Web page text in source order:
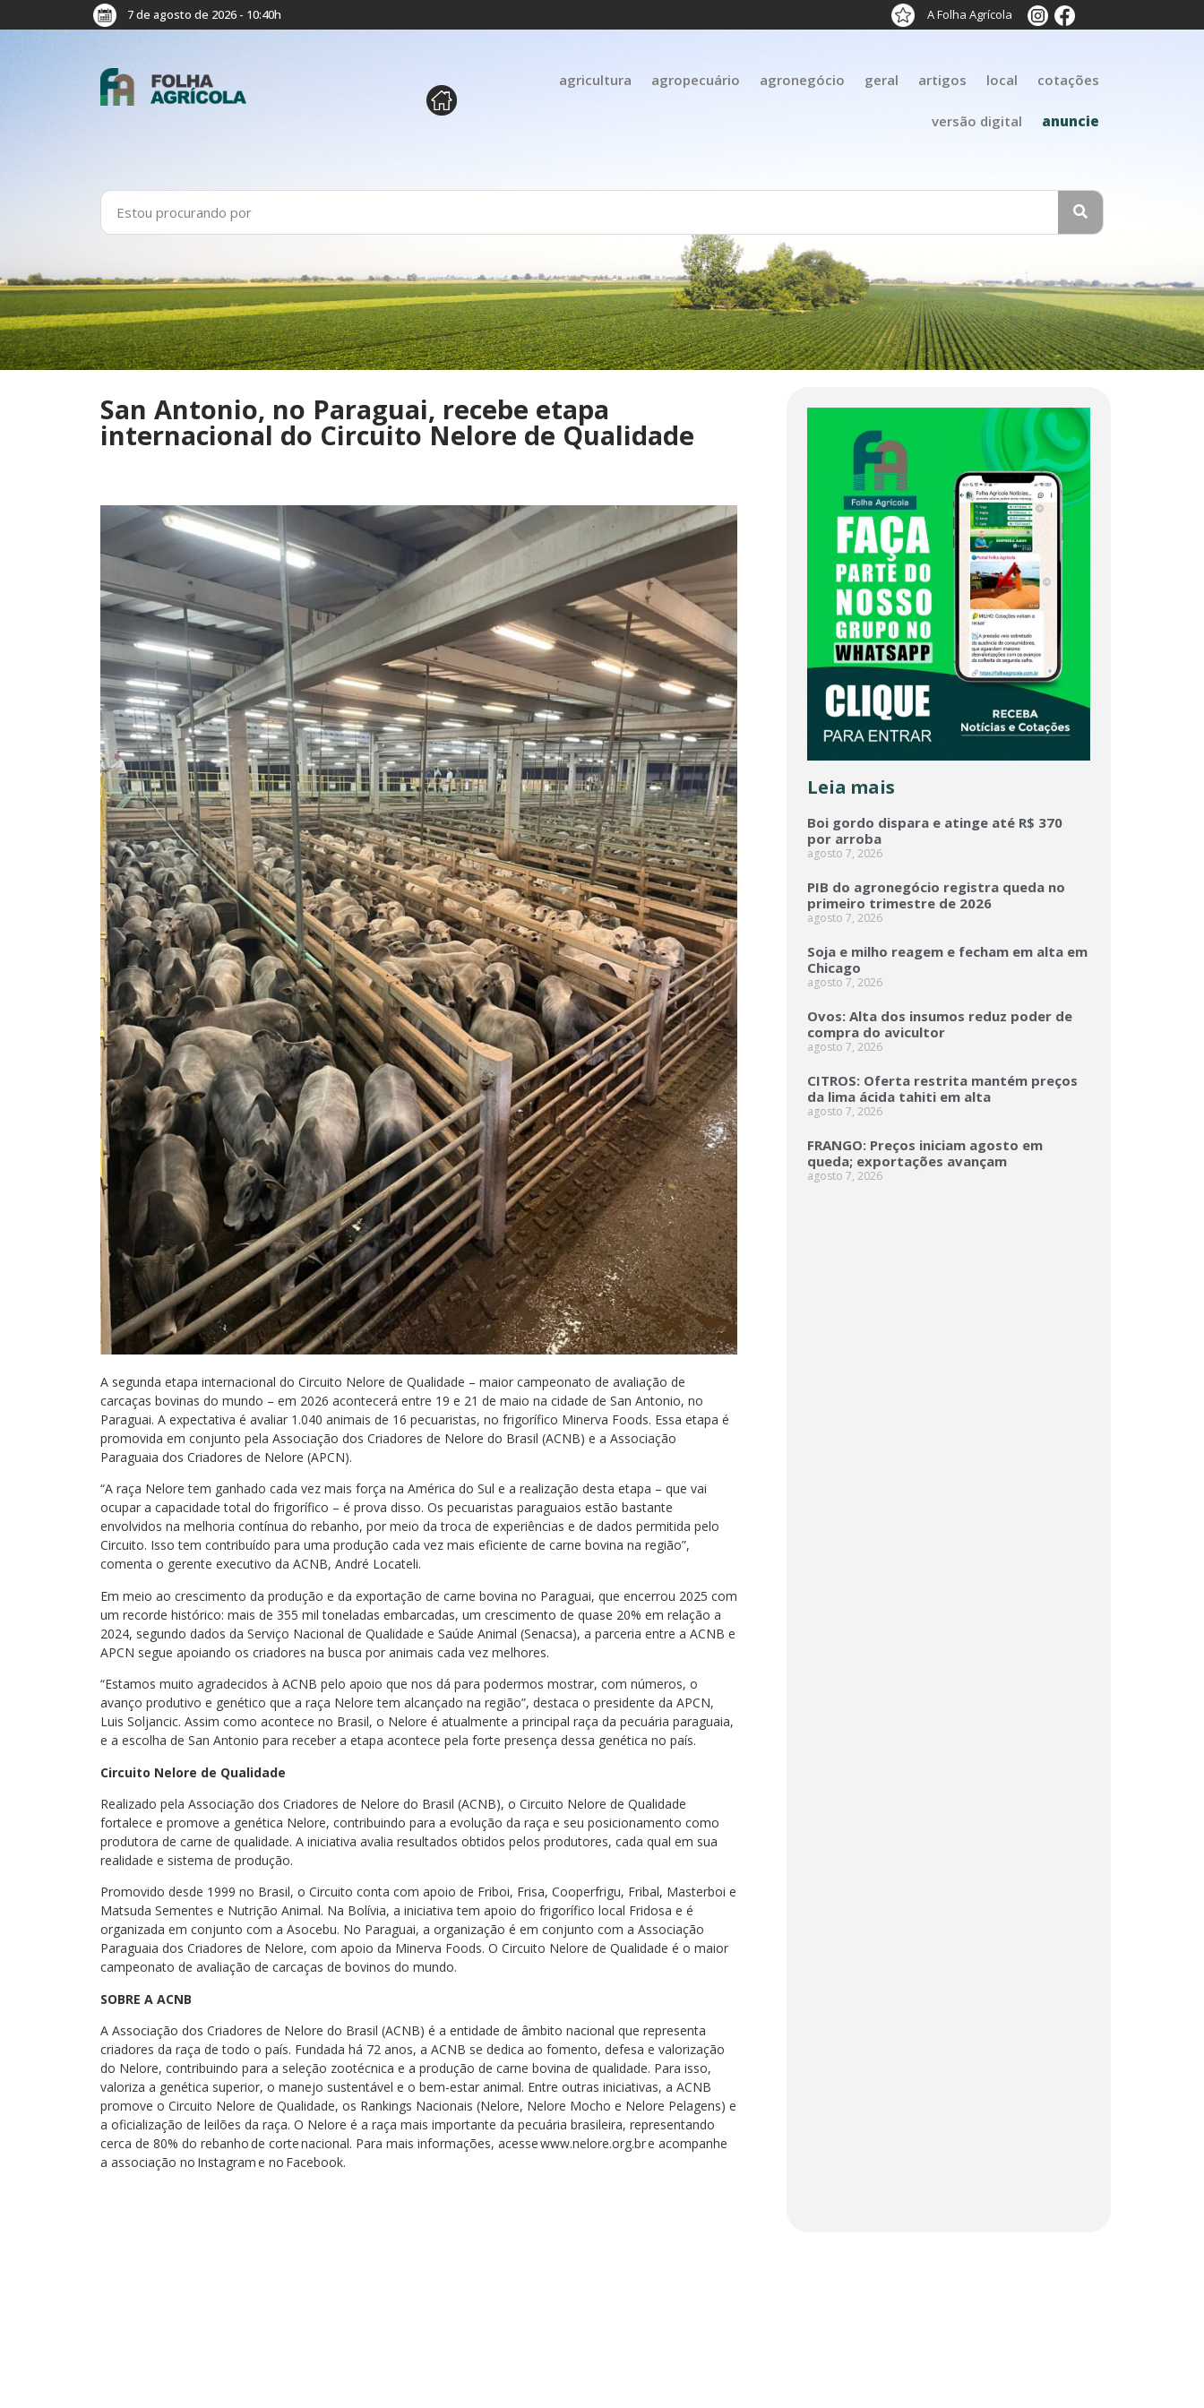
7 de agosto de 2026 - 10:40h A Folha Agrícola
agricultura agropecuário agronegócio geral artigos local cotações
versão digital anuncie
San Antonio, no Paraguai, recebe etapa
internacional do Circuito Nelore de Qualidade
A segunda etapa internacional do Circuito Nelore de Qualidade – maior campeonato de avaliação de
carcaças bovinas do mundo – em 2026 acontecerá entre 19 e 21 de maio na cidade de San Antonio, no
Paraguai. A expectativa é avaliar 1.040 animais de 16 pecuaristas, no frigorífico Minerva Foods. Essa etapa é
promovida em conjunto pela Associação dos Criadores de Nelore do Brasil (ACNB) e a Associação
Paraguaia dos Criadores de Nelore (APCN).
“A raça Nelore tem ganhado cada vez mais força na América do Sul e a realização desta etapa – que vai
ocupar a capacidade total do frigorífico – é prova disso. Os pecuaristas paraguaios estão bastante
envolvidos na melhoria contínua do rebanho, por meio da troca de experiências e de dados permitida pelo
Circuito. Isso tem contribuído para uma produção cada vez mais eficiente de carne bovina na região”,
comenta o gerente executivo da ACNB, André Locateli.
Em meio ao crescimento da produção e da exportação de carne bovina no Paraguai, que encerrou 2025 com
um recorde histórico: mais de 355 mil toneladas embarcadas, um crescimento de quase 20% em relação a
2024, segundo dados da Serviço Nacional de Qualidade e Saúde Animal (Senacsa), a parceria entre a ACNB e
APCN segue apoiando os criadores na busca por animais cada vez melhores.
“Estamos muito agradecidos à ACNB pelo apoio que nos dá para podermos mostrar, com números, o
avanço produtivo e genético que a raça Nelore tem alcançado na região”, destaca o presidente da APCN,
Luis Soljancic. Assim como acontece no Brasil, o Nelore é atualmente a principal raça da pecuária paraguaia,
e a escolha de San Antonio para receber a etapa acontece pela forte presença dessa genética no país.
Circuito Nelore de Qualidade
Realizado pela Associação dos Criadores de Nelore do Brasil (ACNB), o Circuito Nelore de Qualidade
fortalece e promove a genética Nelore, contribuindo para a evolução da raça e seu posicionamento como
produtora de carne de qualidade. A iniciativa avalia resultados obtidos pelos produtores, cada qual em sua
realidade e sistema de produção.
Promovido desde 1999 no Brasil, o Circuito conta com apoio de Friboi, Frisa, Cooperfrigu, Fribal, Masterboi e
Matsuda Sementes e Nutrição Animal. Na Bolívia, a iniciativa tem apoio do frigorífico local Fridosa e é
organizada em conjunto com a Asocebu. No Paraguai, a organização é em conjunto com a Associação
Paraguaia dos Criadores de Nelore, com apoio da Minerva Foods. O Circuito Nelore de Qualidade é o maior
campeonato de avaliação de carcaças de bovinos do mundo.
SOBRE A ACNB
A Associação dos Criadores de Nelore do Brasil (ACNB) é a entidade de âmbito nacional que representa
criadores da raça de todo o país. Fundada há 72 anos, a ACNB se dedica ao fomento, defesa e valorização
do Nelore, contribuindo para a seleção zootécnica e a produção de carne bovina de qualidade. Para isso,
valoriza a genética superior, o manejo sustentável e o bem-estar animal. Entre outras iniciativas, a ACNB
promove o Circuito Nelore de Qualidade, os Rankings Nacionais (Nelore, Nelore Mocho e Nelore Pelagens) e
a oficialização de leilões da raça. O Nelore é a raça mais importante da pecuária brasileira, representando
cerca de 80% do rebanho de corte nacional. Para mais informações, acesse www.nelore.org.br e acompanhe
a associação no Instagram e no Facebook.
Leia mais
Boi gordo dispara e atinge até R$ 370
por arroba
agosto 7, 2026
PIB do agronegócio registra queda no
primeiro trimestre de 2026
agosto 7, 2026
Soja e milho reagem e fecham em alta em
Chicago
agosto 7, 2026
Ovos: Alta dos insumos reduz poder de
compra do avicultor
agosto 7, 2026
CITROS: Oferta restrita mantém preços
da lima ácida tahiti em alta
agosto 7, 2026
FRANGO: Preços iniciam agosto em
queda; exportações avançam
agosto 7, 2026